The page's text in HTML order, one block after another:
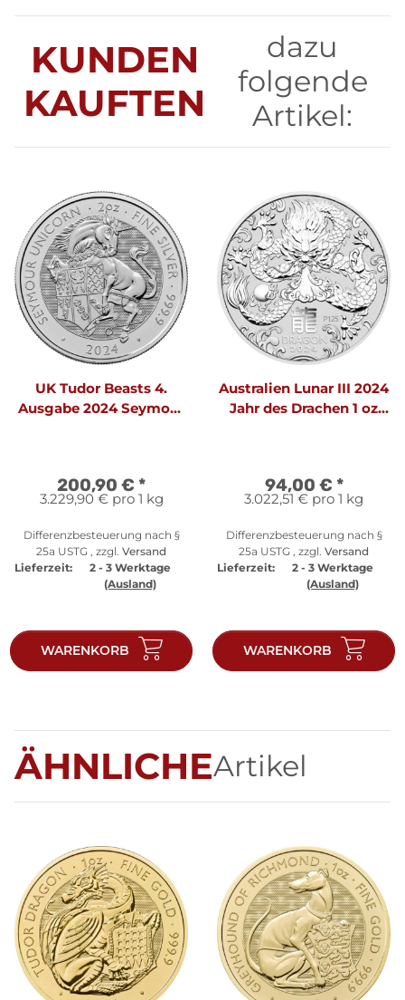
KUNDEN
KAUFTEN
dazu
folgende
Artikel:
UK Tudor Beasts 4.
Ausgabe 2024 Seymour
200,90 € *
3.229,90 € pro 1 kg
Differenzbesteuerung nach §
25a USTG , zzgl. Versand
Lieferzeit:
2 - 3 Werktage
(Ausland)
WARENKORB
Australien Lunar III 2024
Jahr des Drachen 1 oz
94,00 € *
3.022,51 € pro 1 kg
Differenzbesteuerung nach §
25a USTG , zzgl. Versand
Lieferzeit:
2 - 3 Werktage
(Ausland)
WARENKORB
ÄHNLICHEArtikel